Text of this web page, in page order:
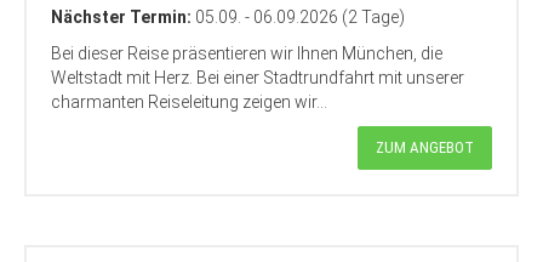
Nächster Termin: 05.09. - 06.09.2026 (2 Tage)
Bei dieser Reise präsentieren wir Ihnen München, die
Weltstadt mit Herz. Bei einer Stadtrundfahrt mit unserer
charmanten Reiseleitung zeigen wir...
ZUM ANGEBOT